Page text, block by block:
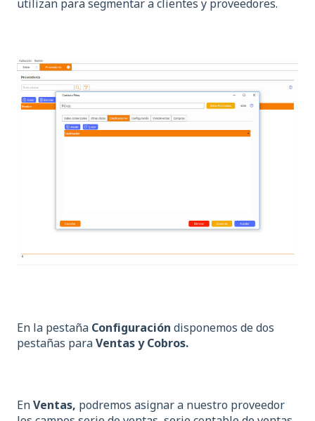
utilizan para segmentar a clientes y proveedores.
En la pestaña Configuración disponemos de dos
pestañas paraVentas y Cobros.
EnVentas, podremos asignar a nuestro proveedor